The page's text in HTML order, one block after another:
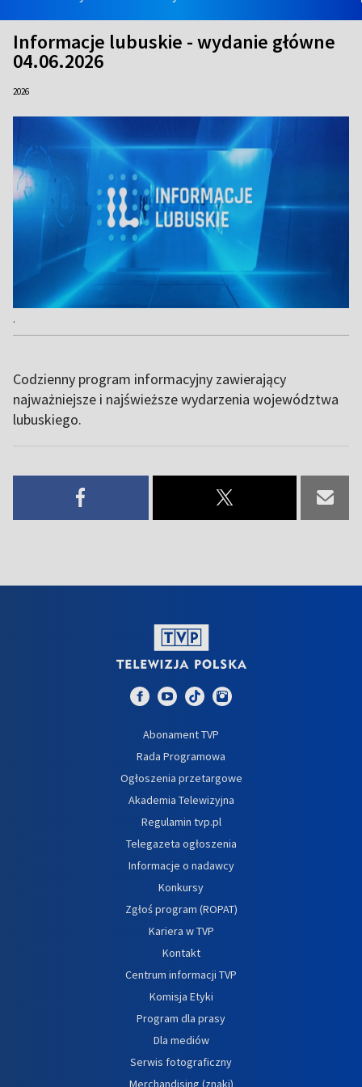
Informacje lubuskie - wydanie główne
04.06.2026
2026
.
Codzienny program informacyjny zawierający
najważniejsze i najświeższe wydarzenia województwa
lubuskiego.
Abonament TVP
Rada Programowa
Ogłoszenia przetargowe
Akademia Telewizyjna
Regulamin tvp.pl
Telegazeta ogłoszenia
Informacje o nadawcy
Konkursy
Zgłoś program (ROPAT)
Kariera w TVP
Kontakt
Centrum informacji TVP
Komisja Etyki
Program dla prasy
Dla mediów
Serwis fotograficzny
Merchandising (znaki)